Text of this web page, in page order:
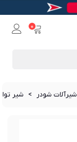
0
شیرآلات شودر > شیر